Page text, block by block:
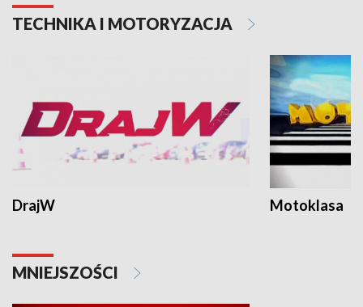
TECHNIKA I MOTORYZACJA
DrajW Motoklasa
MNIEJSZOŚCI